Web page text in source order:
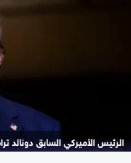
الرئيس الأميركي السابق دونالد